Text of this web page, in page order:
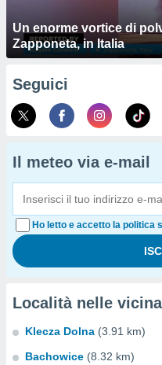
Un enorme vortice di
Zapponeta, in Italia
Seguici
Il meteo via e-mail
Ho letto e accetto la politica
Località nelle
Klecza Dolna (3.91 km)
Bachowice (8.32 km)